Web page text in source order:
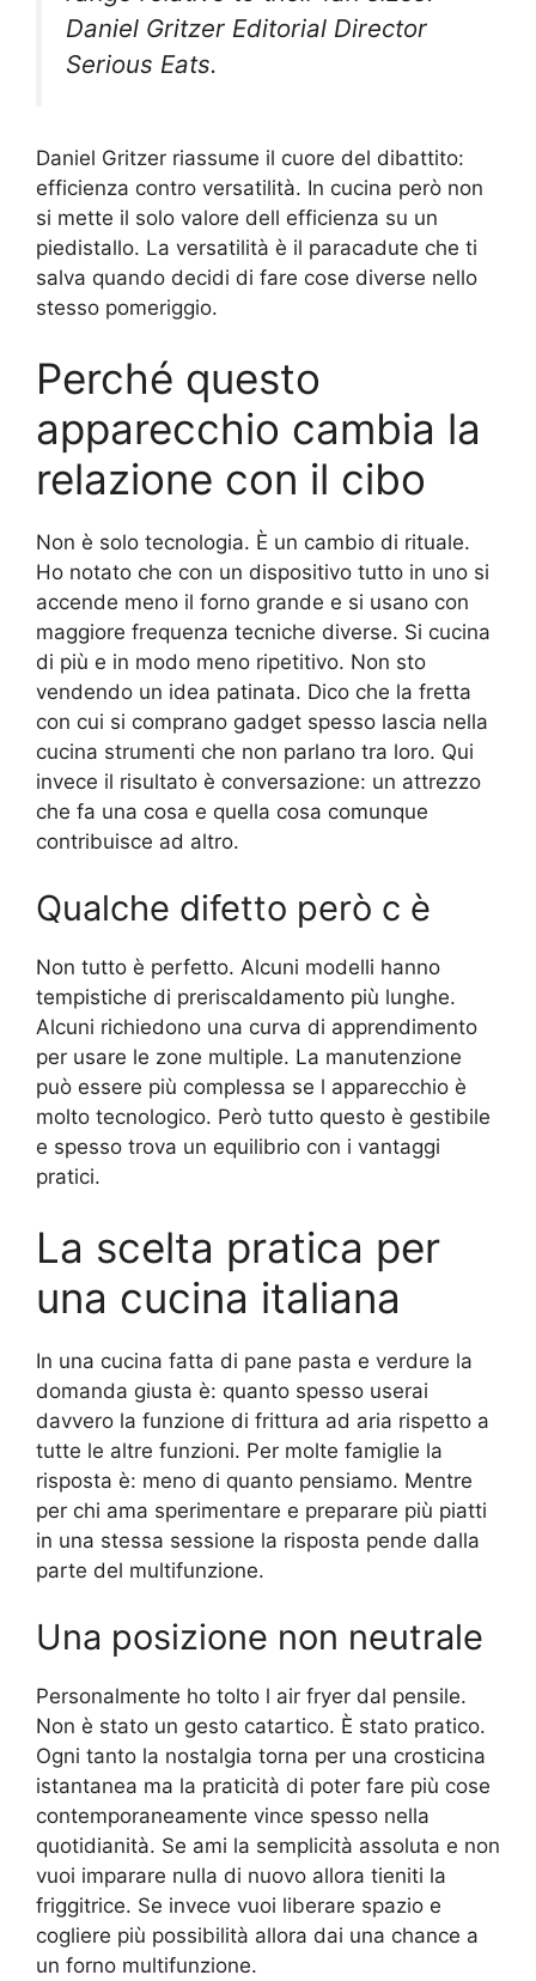
Daniel Gritzer Editorial Director
Serious Eats.
Daniel Gritzer riassume il cuore del dibattito:
efficienza contro versatilità. In cucina però non
si mette il solo valore dell efficienza su un
piedistallo. La versatilità è il paracadute che ti
salva quando decidi di fare cose diverse nello
stesso pomeriggio.
Perché questo
apparecchio cambia la
relazione con il cibo
Non è solo tecnologia. È un cambio di rituale.
Ho notato che con un dispositivo tutto in uno si
accende meno il forno grande e si usano con
maggiore frequenza tecniche diverse. Si cucina
di più e in modo meno ripetitivo. Non sto
vendendo un idea patinata. Dico che la fretta
con cui si comprano gadget spesso lascia nella
cucina strumenti che non parlano tra loro. Qui
invece il risultato è conversazione: un attrezzo
che fa una cosa e quella cosa comunque
contribuisce ad altro.
Qualche difetto però c è
Non tutto è perfetto. Alcuni modelli hanno
tempistiche di preriscaldamento più lunghe.
Alcuni richiedono una curva di apprendimento
per usare le zone multiple. La manutenzione
può essere più complessa se l apparecchio è
molto tecnologico. Però tutto questo è gestibile
e spesso trova un equilibrio con i vantaggi
pratici.
La scelta pratica per
una cucina italiana
In una cucina fatta di pane pasta e verdure la
domanda giusta è: quanto spesso userai
davvero la funzione di frittura ad aria rispetto a
tutte le altre funzioni. Per molte famiglie la
risposta è: meno di quanto pensiamo. Mentre
per chi ama sperimentare e preparare più piatti
in una stessa sessione la risposta pende dalla
parte del multifunzione.
Una posizione non neutrale
Personalmente ho tolto l air fryer dal pensile.
Non è stato un gesto catartico. È stato pratico.
Ogni tanto la nostalgia torna per una crosticina
istantanea ma la praticità di poter fare più cose
contemporaneamente vince spesso nella
quotidianità. Se ami la semplicità assoluta e non
vuoi imparare nulla di nuovo allora tieniti la
friggitrice. Se invece vuoi liberare spazio e
cogliere più possibilità allora dai una chance a
un forno multifunzione.